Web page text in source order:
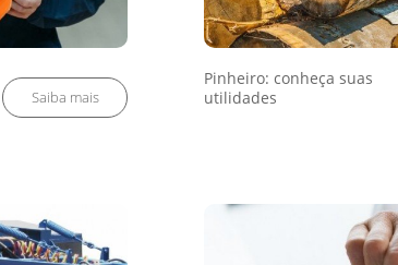
Pinheiro: conheça suas
utilidades